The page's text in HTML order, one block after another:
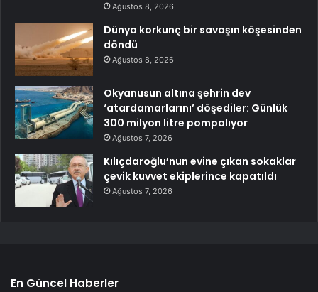
Ağustos 8, 2026
Dünya korkunç bir savaşın köşesinden
döndü
Ağustos 8, 2026
Okyanusun altına şehrin dev
‘atardamarlarını’ döşediler: Günlük
300 milyon litre pompalıyor
Ağustos 7, 2026
Kılıçdaroğlu’nun evine çıkan sokaklar
çevik kuvvet ekiplerince kapatıldı
Ağustos 7, 2026
En Güncel Haberler